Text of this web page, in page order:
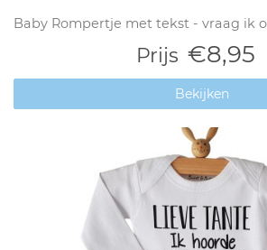
Baby Rompertje met tekst - vraag ik
Prijs €8,95
Bekijken